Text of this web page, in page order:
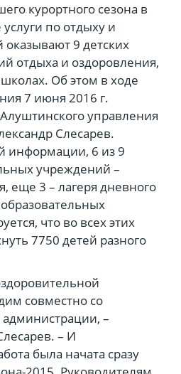
курортного сезона в
по отдыху и
9 детских
отдыха и оздоровления,
Об этом в ходе
7 июня 2016 г.
управления
Слесарев.
информации, 6 из 9
учреждений –
еще 3 – лагеря дневного
что во всех этих
7750 детей разного
совместно со
–
– И
была начата сразу